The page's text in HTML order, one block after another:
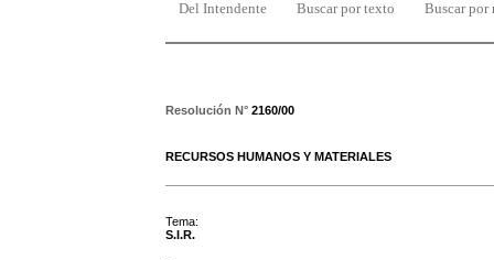
Del Intendente Buscar por texto Buscar por
Resolución N° 2160/00
RECURSOS HUMANOS Y MATERIALES
Tema:
S.I.R.